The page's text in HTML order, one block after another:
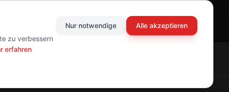
zu verbessern
erfahren
Nur notwendige Alle akzeptieren